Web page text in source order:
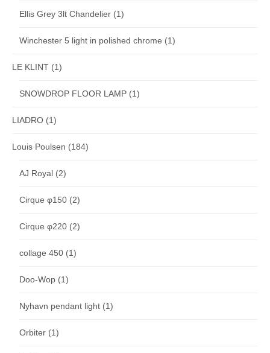
Ellis Grey 3lt Chandelier (1)
Winchester 5 light in polished chrome (1)
LE KLINT (1)
SNOWDROP FLOOR LAMP (1)
LIADRO (1)
Louis Poulsen (184)
AJ Royal (2)
Cirque φ150 (2)
Cirque φ220 (2)
collage 450 (1)
Doo-Wop (1)
Nyhavn pendant light (1)
Orbiter (1)